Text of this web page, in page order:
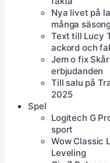
Nya livet på
många
Text till Lucy
ackord och
Jem o fix
erbjudanden
Till salu på
2025
Spel
Logitech G
sport
Wow Classic
Leveling